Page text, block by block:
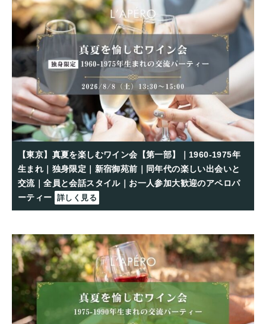
【東京】真夏を楽しむワイン会【第一部】｜1960-1975年
生まれ｜独身限定｜新宿御苑前｜同年代の楽しい出会いと
交流｜全員と会話スタイル｜お一人参加大歓迎のアペロパ
ーティー 詳しく見る